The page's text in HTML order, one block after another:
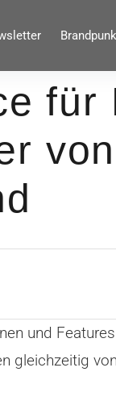
für
von
und
gleichzeitig